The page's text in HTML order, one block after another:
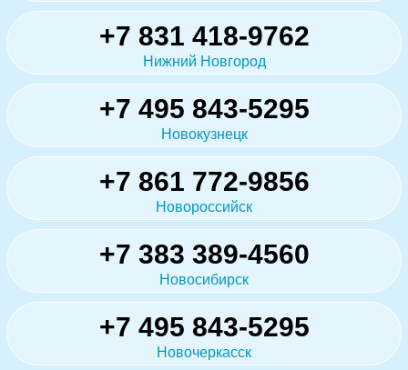
+7 831 418-9762
Нижний Новгород
+7 495 843-5295
Новокузнецк
+7 861 772-9856
Новороссийск
+7 383 389-4560
Новосибирск
+7 495 843-5295
Новочеркасск